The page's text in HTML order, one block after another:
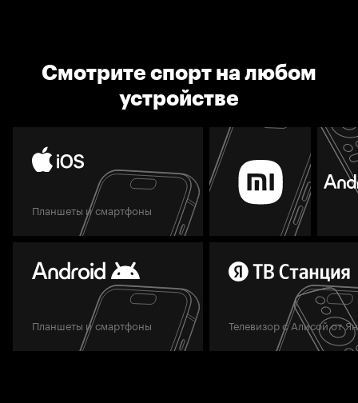
Смотрите спорт на любом
устройстве
Планшеты и смартфоны
Планшеты и смартфоны Телевизор с Алисой от